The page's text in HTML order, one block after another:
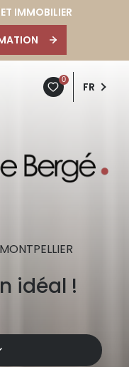
IMMOBILIER
0
FR
idéal !